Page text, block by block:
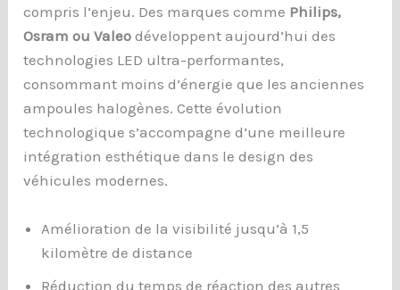
compris l’enjeu. Des marques comme Philips,
Osram ou Valeo développent aujourd’hui des
technologies LED ultra-performantes,
consommant moins d’énergie que les anciennes
ampoules halogènes. Cette évolution
technologique s’accompagne d’une meilleure
intégration esthétique dans le design des
véhicules modernes.
Amélioration de la visibilité jusqu’à 1,5
kilomètre de distance
Réduction du temps de réaction des autres